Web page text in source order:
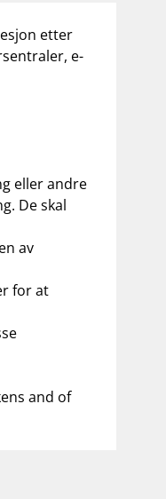
etter
e-
eller andre
De skal
av
for at
and of